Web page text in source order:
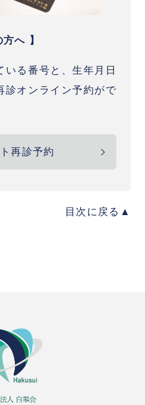
へ 】
いる番号と、生年月日
診オンライン予約がで
再診予約
目次に戻る